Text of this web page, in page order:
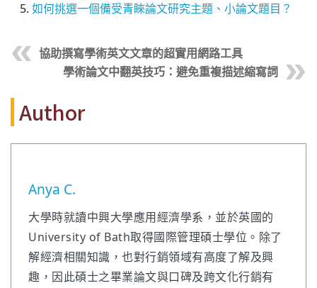
如何挑選一個備受青睞論文研究主題、小論文題目？
協助撰寫學術英文文章的超實用網路工具
學術論文中翻英技巧：避免重複描述縮寫詞
Author
Anya C.
大學時就讀中興大學應用經濟學系，並於英國的
University of Bath取得國際管理碩士學位。除了
解經濟相關知識，也對行銷領域有高度了解及興
趣，因此碩士之畢業論文與口碑及跨文化行銷有